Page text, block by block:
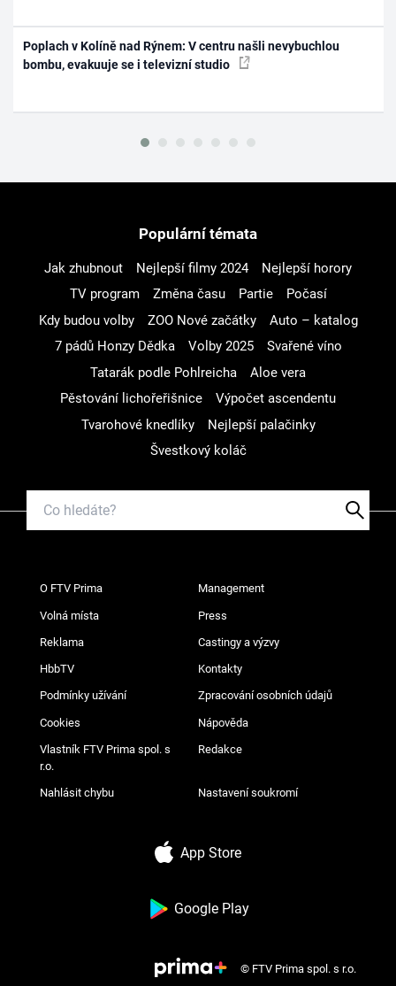
Poplach v Kolíně nad Rýnem: V centru našli nevybuchlou
bombu, evakuuje se i televizní studio
Populární témata
Jak zhubnout Nejlepší filmy 2024
Nejlepší horory
TV program
Změna času Partie
Počasí
Kdy budou volby
ZOO Nové začátky
Auto – katalog
7 pádů Honzy Dědka
Volby 2025
Svařené víno
Tatarák podle Pohlreicha
Aloe vera
Pěstování lichořeřišnice
Výpočet ascendentu
Tvarohové knedlíky
Nejlepší palačinky
Švestkový koláč
O FTV Prima Management
Volná místa Press
Reklama Castingy a výzvy
HbbTV Kontakty
Podmínky užívání Zpracování osobních údajů
Cookies Nápověda
Vlastník FTV Prima spol. s
r.o.
Redakce
Nahlásit chybu Nastavení soukromí
App Store
Google Play
© FTV Prima spol. s r.o.